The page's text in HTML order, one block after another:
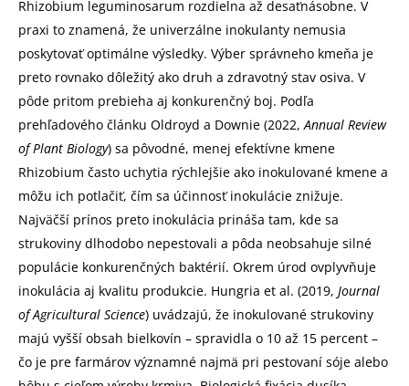
Rhizobium leguminosarum rozdielna až desaťnásobne. V
praxi to znamená, že univerzálne inokulanty nemusia
poskytovať optimálne výsledky. Výber správneho kmeňa je
preto rovnako dôležitý ako druh a zdravotný stav osiva. V
pôde pritom prebieha aj konkurenčný boj. Podľa
prehľadového článku Oldroyd a Downie (2022, Annual Review
of Plant Biology) sa pôvodné, menej efektívne kmene
Rhizobium často uchytia rýchlejšie ako inokulované kmene a
môžu ich potlačiť, čím sa účinnosť inokulácie znižuje.
Najväčší prínos preto inokulácia prináša tam, kde sa
strukoviny dlhodobo nepestovali a pôda neobsahuje silné
populácie konkurenčných baktérií. Okrem úrod ovplyvňuje
inokulácia aj kvalitu produkcie. Hungria et al. (2019, Journal
of Agricultural Science) uvádzajú, že inokulované strukoviny
majú vyšší obsah bielkovín – spravidla o 10 až 15 percent –
čo je pre farmárov významné najmä pri pestovaní sóje alebo